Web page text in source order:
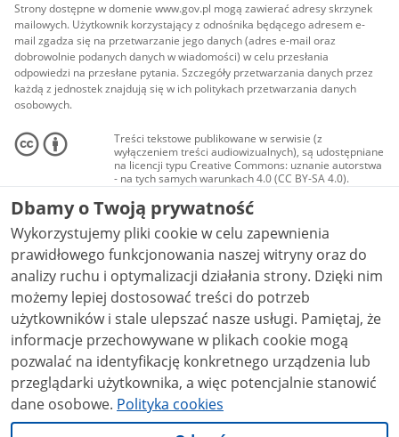
Strony dostępne w domenie www.gov.pl mogą zawierać adresy skrzynek
mailowych. Użytkownik korzystający z odnośnika będącego adresem e-
mail zgadza się na przetwarzanie jego danych (adres e-mail oraz
dobrowolnie podanych danych w wiadomości) w celu przesłania
odpowiedzi na przesłane pytania. Szczegóły przetwarzania danych przez
każdą z jednostek znajdują się w ich politykach przetwarzania danych
osobowych.
Treści tekstowe publikowane w serwisie (z
wyłączeniem treści audiowizualnych), są udostępniane
na licencji typu Creative Commons: uznanie autorstwa
- na tych samych warunkach 4.0 (CC BY-SA 4.0).
Materiały audiowizualne, w tym zdjęcia, materiały
audio i wideo, są udostępniane na licencji typu
Creative Commons: uznanie autorstwa użycie
niekomercyjne - bez utworów zależnych 4.0 (CC BY-
NC-ND 4.0), o ile nie jest to stwierdzone inaczej.
Dbamy o Twoją prywatność
Wykorzystujemy pliki cookie w celu zapewnienia
prawidłowego funkcjonowania naszej witryny oraz do
analizy ruchu i optymalizacji działania strony. Dzięki nim
możemy lepiej dostosować treści do potrzeb
użytkowników i stale ulepszać nasze usługi. Pamiętaj, że
informacje przechowywane w plikach cookie mogą
pozwalać na identyfikację konkretnego urządzenia lub
przeglądarki użytkownika, a więc potencjalnie stanowić
dane osobowe. Polityka cookies